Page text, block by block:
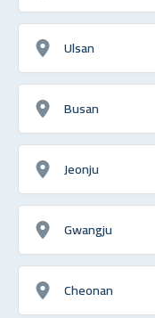
Ulsan
Busan
Jeonju
Gwangju
Cheonan